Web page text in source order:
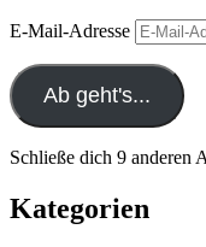
E-Mail-Adresse
Ab geht's...
Schließe dich 9 anderen
Kategorien